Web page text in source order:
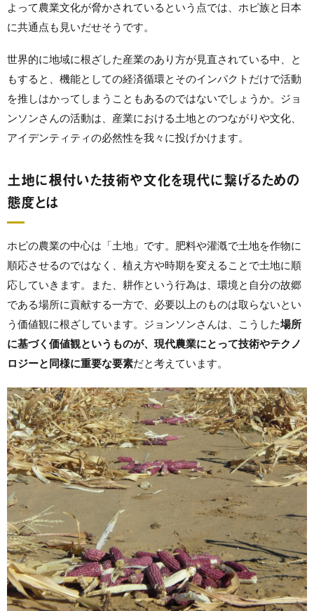
よって農業文化が脅かされているという点では、ホピ族と日本
に共通点も見いだせそうです。
世界的に地域に根ざした産業のあり方が見直されている中、と
もすると、機能としての経済循環とそのインパクトだけで活動
を推しはかってしまうこともあるのではないでしょうか。ジョ
ンソンさんの活動は、産業における土地とのつながりや文化、
アイデンティティの必然性を我々に投げかけます。
土地に根付いた技術や文化を現代に繋げるための
態度とは
ホピの農業の中心は「土地」です。肥料や灌漑で土地を作物に
順応させるのではなく、植え方や時期を変えることで土地に順
応していきます。また、耕作という行為は、環境と自分の故郷
である場所に貢献する一方で、必要以上のものは取らないとい
う価値観に根ざしています。ジョンソンさんは、こうした場所
に基づく価値観というものが、現代農業にとって技術やテクノ
ロジーと同様に重要な要素だと考えています。